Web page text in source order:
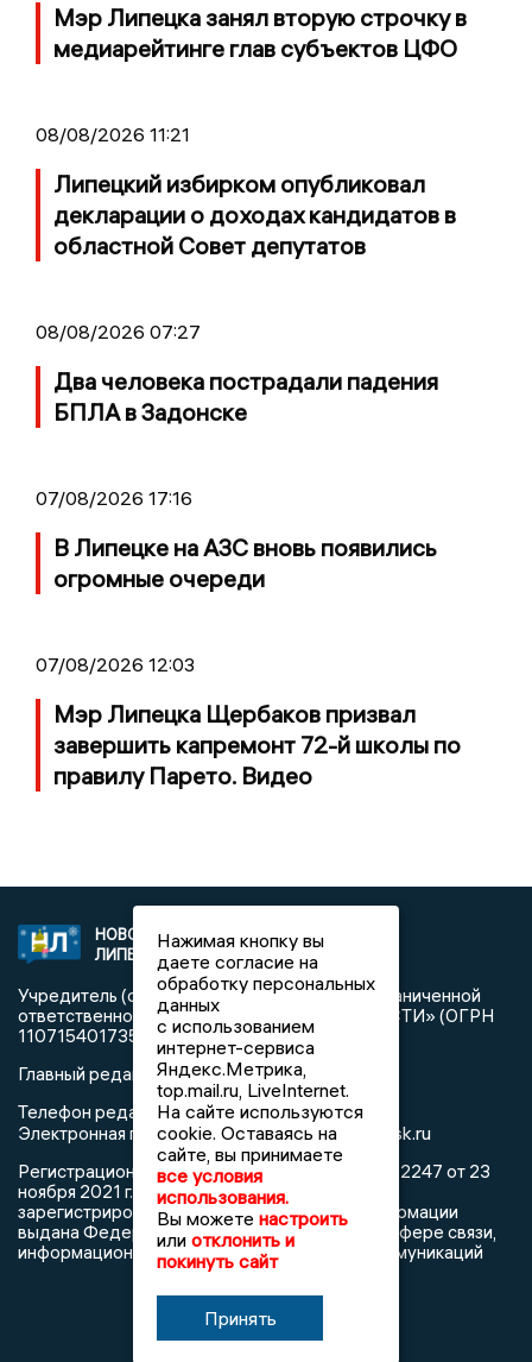
Мэр Липецка занял вторую строчку в
медиарейтинге глав субъектов ЦФО
08/08/2026 11:21
Липецкий избирком опубликовал
декларации о доходах кандидатов в
областной Совет депутатов
08/08/2026 07:27
Два человека пострадали падения
БПЛА в Задонске
07/08/2026 17:16
В Липецке на АЗС вновь появились
огромные очереди
07/08/2026 12:03
Мэр Липецка Щербаков призвал
завершить капремонт 72-й школы по
правилу Парето. Видео
НОВОСТИ
ЛИПЕЦКА
2021 © NEWSLIPETSK.RU | СИ
«Новости Липецка»
Учредитель (соучредители): Общество с ограниченной
ответственностью «РЕГИОНАЛЬНЫЕ НОВОСТИ» (ОГРН
1107154017354)
Главный редактор: Герцог Е.Г.
Телефон редакции: +7 903 699 9427
Электронная почта редакции:info@newslipetsk.ru
Регистрационный номер: серия Эл № ФС77-82247 от 23
ноября 2021 г. согласно выписке из реестра
зарегистрированных средств массовой информации
выдана Федеральной службой по надзору в сфере связи,
информационных технологий и массовых коммуникаций
Нажимая кнопку вы
даете согласие на
обработку персональных
данных
с использованием
интернет-сервиса
Яндекс.Метрика,
top.mail.ru, LiveInternet.
На сайте используются
cookie. Оставаясь на
сайте, вы принимаете
все условия
использования.
Вы можете настроить
или отклонить и
покинуть сайт
Принять